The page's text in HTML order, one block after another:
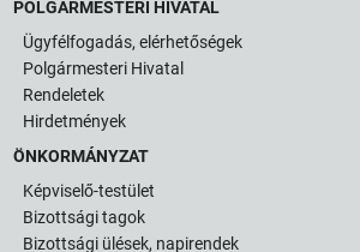
POLGÁRMESTERI HIVATAL
Ügyfélfogadás, elérhetőségek
Polgármesteri Hivatal
Rendeletek
Hirdetmények
ÖNKORMÁNYZAT
Képviselő-testület
Bizottsági tagok
Bizottsági ülések, napirendek